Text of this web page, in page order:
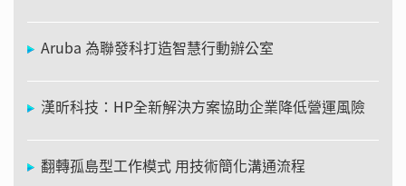
Aruba 為聯發科打造智慧行動辦公室
漢昕科技：HP全新解決方案協助企業降低營運風險
翻轉孤島型工作模式 用技術簡化溝通流程